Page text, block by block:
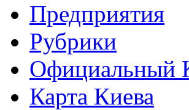
Предприятия
Рубрики
Официальный
Карта Киева